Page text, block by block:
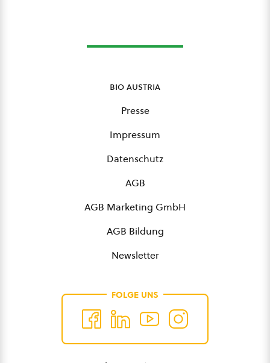
bio austria
Presse
Impressum
Datenschutz
AGB
AGB Marketing GmbH
AGB Bildung
Newsletter
FOLGE UNS